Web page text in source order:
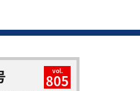
vol.
805